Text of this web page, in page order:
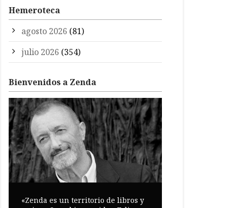
Hemeroteca
agosto 2026 (81)
julio 2026 (354)
Bienvenidos a Zenda
«Zenda es un territorio de libros y